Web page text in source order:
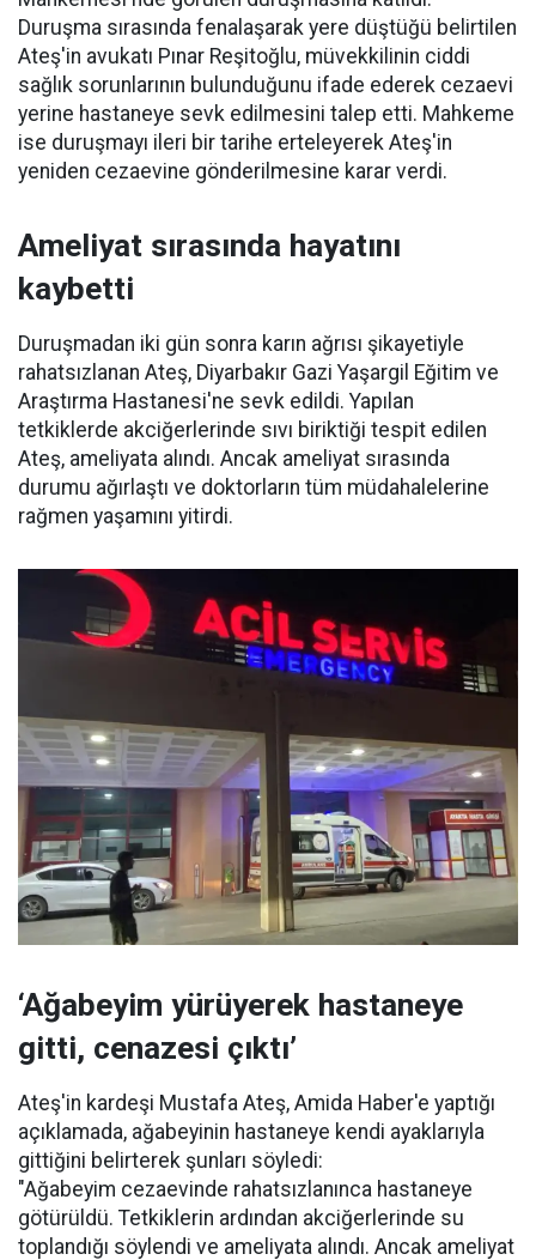
Duruşma sırasında fenalaşarak yere düştüğü belirtilen
Ateş'in avukatı Pınar Reşitoğlu, müvekkilinin ciddi
sağlık sorunlarının bulunduğunu ifade ederek cezaevi
yerine hastaneye sevk edilmesini talep etti. Mahkeme
ise duruşmayı ileri bir tarihe erteleyerek Ateş'in
yeniden cezaevine gönderilmesine karar verdi.
Ameliyat sırasında hayatını
kaybetti
Duruşmadan iki gün sonra karın ağrısı şikayetiyle
rahatsızlanan Ateş, Diyarbakır Gazi Yaşargil Eğitim ve
Araştırma Hastanesi'ne sevk edildi. Yapılan
tetkiklerde akciğerlerinde sıvı biriktiği tespit edilen
Ateş, ameliyata alındı. Ancak ameliyat sırasında
durumu ağırlaştı ve doktorların tüm müdahalelerine
rağmen yaşamını yitirdi.
‘Ağabeyim yürüyerek hastaneye
gitti, cenazesi çıktı’
Ateş'in kardeşi Mustafa Ateş, Amida Haber'e yaptığı
açıklamada, ağabeyinin hastaneye kendi ayaklarıyla
gittiğini belirterek şunları söyledi:
"Ağabeyim cezaevinde rahatsızlanınca hastaneye
götürüldü. Tetkiklerin ardından akciğerlerinde su
toplandığı söylendi ve ameliyata alındı. Ancak ameliyat